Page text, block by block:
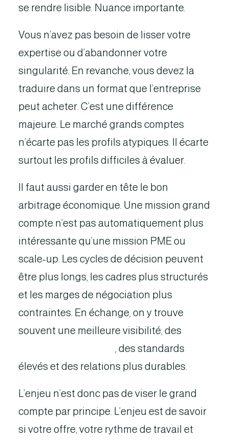
se rendre lisible. Nuance importante.
Vous n’avez pas besoin de lisser votre
expertise ou d’abandonner votre
singularité. En revanche, vous devez la
traduire dans un format que l’entreprise
peut acheter. C’est une différence
majeure. Le marché grands comptes
n’écarte pas les profils atypiques. Il écarte
surtout les profils difficiles à évaluer.
Il faut aussi garder en tête le bon
arbitrage économique. Une mission grand
compte n’est pas automatiquement plus
intéressante qu’une mission PME ou
scale-up. Les cycles de décision peuvent
être plus longs, les cadres plus structurés
et les marges de négociation plus
contraintes. En échange, on y trouve
souvent une meilleure visibilité, des
, des standards
élevés et des relations plus durables.
L’enjeu n’est donc pas de viser le grand
compte par principe. L’enjeu est de savoir
si votre offre, votre rythme de travail et